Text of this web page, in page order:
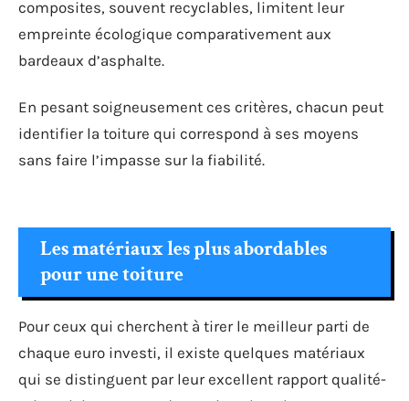
composites, souvent recyclables, limitent leur
empreinte écologique comparativement aux
bardeaux d’asphalte.
En pesant soigneusement ces critères, chacun peut
identifier la toiture qui correspond à ses moyens
sans faire l’impasse sur la fiabilité.
Les matériaux les plus abordables
pour une toiture
Pour ceux qui cherchent à tirer le meilleur parti de
chaque euro investi, il existe quelques matériaux
qui se distinguent par leur excellent rapport qualité-